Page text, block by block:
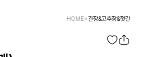
HOME>간장&고추장&젓갈